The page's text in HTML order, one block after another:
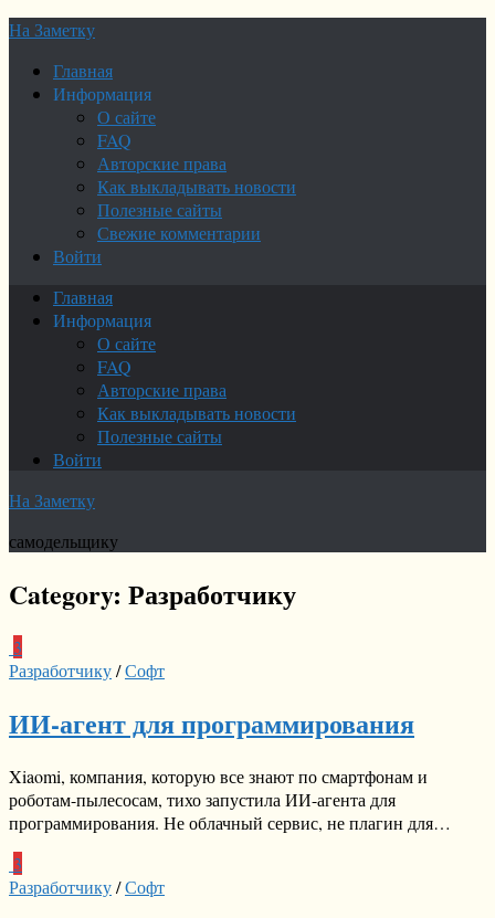
На Заметку
Главная
Информация
О сайте
FAQ
Авторские права
Как выкладывать новости
Полезные сайты
Свежие комментарии
Войти
Главная
Информация
О сайте
FAQ
Авторские права
Как выкладывать новости
Полезные сайты
Войти
На Заметку
самодельщику
Category: Разработчику
3
Разработчику/Софт
ИИ-агент для программирования
Xiaomi, компания, которую все знают по смартфонам и
роботам-пылесосам, тихо запустила ИИ-агента для
программирования. Не облачный сервис, не плагин для…
3
Разработчику/Софт